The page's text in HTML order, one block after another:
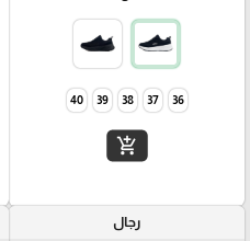
36
37
38
39
40
add_shopping_cart
رجال